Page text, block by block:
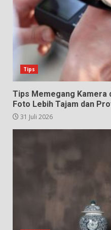
Tips
Tips Memegang Kamera
Foto Lebih Tajam dan
31 Juli 2026